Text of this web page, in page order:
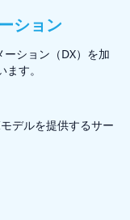
ション
ション（DX）を加
す。
デルを提供するサー